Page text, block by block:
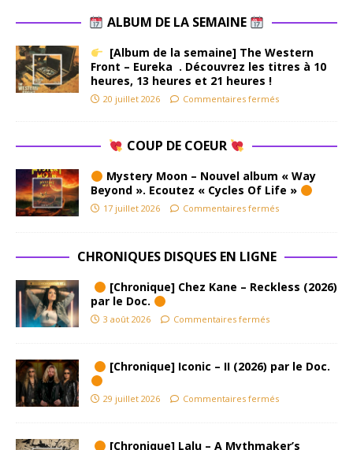
ALBUM DE LA SEMAINE
[Album de la semaine] The Western
Front – Eureka . Découvrez les titres à 10
heures, 13 heures et 21 heures !
20 juillet 2026 Commentaires fermés
COUP DE COEUR
Mystery Moon – Nouvel album « Way
Beyond ». Ecoutez « Cycles Of Life »
17 juillet 2026 Commentaires fermés
CHRONIQUES DISQUES EN LIGNE
[Chronique] Chez Kane – Reckless (2026)
par le Doc.
3 août 2026 Commentaires fermés
[Chronique] Iconic – II (2026) par le Doc.
29 juillet 2026 Commentaires fermés
[Chronique] Lalu – A Mythmaker’s